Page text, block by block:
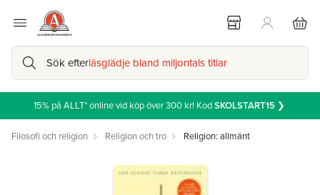
Sök efterläsglädje bland miljontals titlar
15% på ALLT* online vid köp över 300 kr! KodSKOLSTART15❯
Filosofi och religion Religion och tro Religion: allmänt